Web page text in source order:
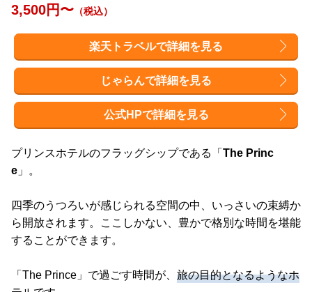
3,500円〜 （税込）
楽天トラベルで詳細を見る
じゃらんで詳細を見る
公式HPで詳細を見る
プリンスホテルのフラッグシップである「 The Princ
e 」。
四季のうつろいが感じられる空間の中、いっさいの束縛か
ら開放されます。ここしかない、豊かで格別な時間を堪能
することができます。
「The Prince」で過ごす時間が、 旅の目的となるようなホ